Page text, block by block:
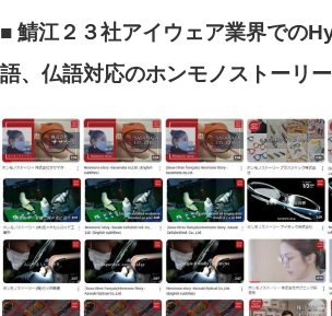
■ 鯖江２３社アイウェア業界での
語、仏語対応のホンモノストーリー